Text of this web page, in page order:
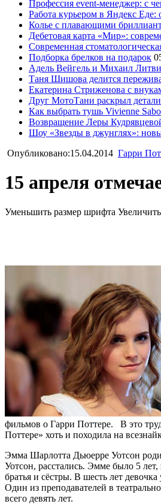
Профессия event-менеджер: с
Работа курьером в Яндекс Еде:
Колье с плавающими
Дебетовая карта «Мир»:
Современная
Подборка брелков на подарок
Адель Вейгель и Михаил
Таня Шишова делится
Екатерина Стриженова с
Друг МотоТани раскрыл
Как выбрать тушь Vivienne Sabo
Возвращение Леры
Шоу «Звезды в джунглях»:
Опубликовано:15.04.2014 Гарри
15 апреля
Уменьшить размер шрифта
фильмов о Гарри Поттере. В это
Поттере» хоть и походила на
Эмма Шарлотта Дьюерре Уотсон
Уотсон, расстались. Эмме было 5
братья и сёстры. В шесть лет
Один из преподавателей в
всего девять лет.